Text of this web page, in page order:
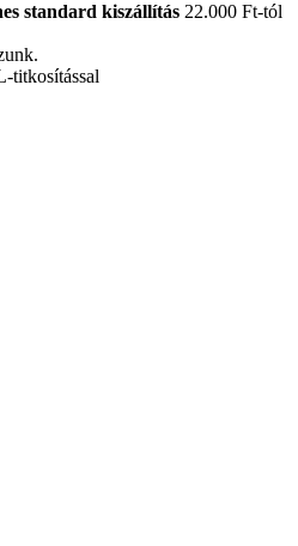
standard kiszállítás 22.000 Ft-tól
titkosítással